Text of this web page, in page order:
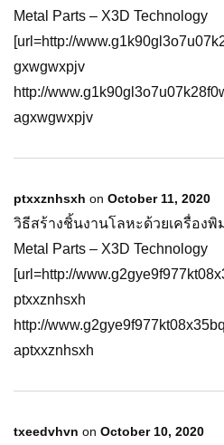
Metal Parts – X3D Technology
[url=http://
gxwgwxpjv
http://
agxwgwxpjv
ptxxznhsxh on October 11, 2020
วิธีสร้างชิ้นงานโลหะด้วยเครื่องพิ
Metal Parts – X3D Technology
[url=http://
ptxxznhsxh
http://
aptxxznhsxh
txeedvhvn on October 10, 2020